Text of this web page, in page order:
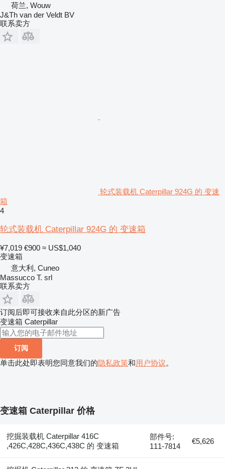
荷兰, Wouw
J&Th van der Veldt BV
联系卖方
轮式装载机 Caterpillar 924G 的 变速
箱
4
轮式装载机 Caterpillar 924G 的 变速箱
¥7,019 €900 ≈ US$1,040
变速箱
意大利, Cuneo
Massucco T. srl
联系卖方
订阅后即可接收来自此分区的新广告
变速箱 Caterpillar
订阅
单击此处即表明您同意我们的隐私政策和用户协议。
变速箱 Caterpillar 价格
挖掘装载机 Caterpillar 416C
,426C,428C,436C,438C 的 变速箱
部件号:
111-7814
€5,626